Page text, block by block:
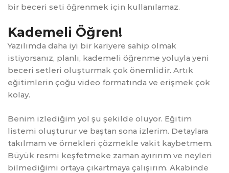
bir beceri seti öğrenmek için kullanılamaz.
Kademeli Öğren!
Yazılımda daha iyi bir kariyere sahip olmak
istiyorsanız, planlı, kademeli öğrenme yoluyla yeni
beceri setleri oluşturmak çok önemlidir. Artık
eğitimlerin çoğu video formatında ve erişmek çok
kolay.
Benim izlediğim yol şu şekilde oluyor. Eğitim
listemi oluşturur ve baştan sona izlerim. Detaylara
takılmam ve örnekleri çözmekle vakit kaybetmem.
Büyük resmi keşfetmeke zaman ayırırım ve neyleri
bilmediğimi ortaya çıkartmaya çalışırım. Akabinde